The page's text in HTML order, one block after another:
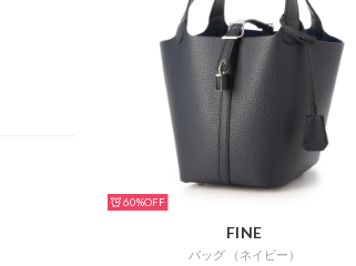
60%
FINE
バッグ （ネイビー）